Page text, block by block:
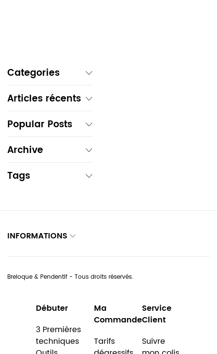
Categories
Articles récents
Popular Posts
Archive
Tags
INFORMATIONS
Breloque & Pendentif - Tous droits réservés.
Débuter
3 Premières
techniques
Ma
Commande
Tarifs
Service
Client
Suivre